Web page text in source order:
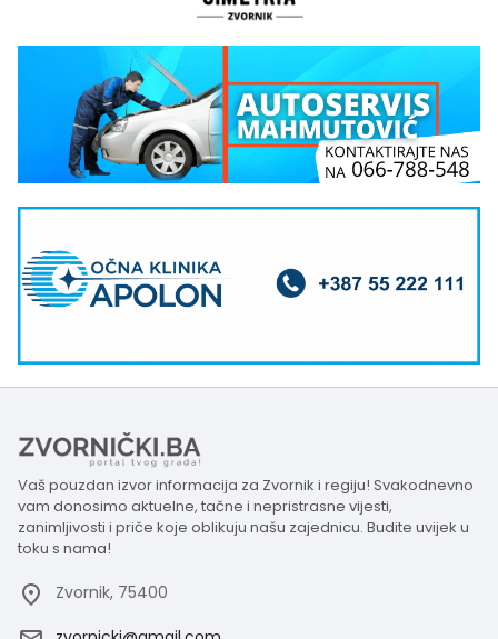
Vaš pouzdan izvor informacija za Zvornik i regiju! Svakodnevno
vam donosimo aktuelne, tačne i nepristrasne vijesti,
zanimljivosti i priče koje oblikuju našu zajednicu. Budite uvijek u
toku s nama!
Zvornik, 75400